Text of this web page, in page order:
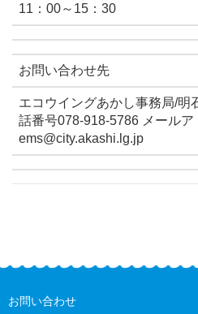
11：00～15：30
お問い合わせ先
エコウイングあかし事務局/明
話番号078-918-5786 メールア
ems@city.akashi.lg.jp
お問い合わせ